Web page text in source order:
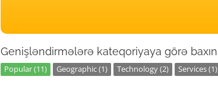
Genişləndirmələrə kateqoriyaya görə baxın
Popular (11) Geographic (1) Technology (2) Services (1)